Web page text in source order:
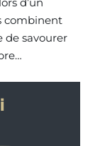
combinent
de savourer